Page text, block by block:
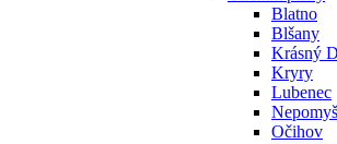
Blatno
Blšany
Krásný
Kryry
Lubenec
Očihov